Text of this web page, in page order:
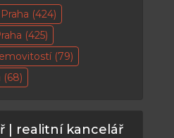
(424)
(425)
(79)
(68)
| realitní kancelář